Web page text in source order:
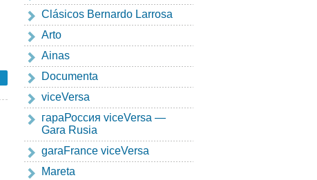
Clásicos Bernardo Larrosa
Arto
Ainas
Documenta
viceVersa
гapaРоссия viceVersa —
Gara Rusia
garaFrance viceVersa
Mareta